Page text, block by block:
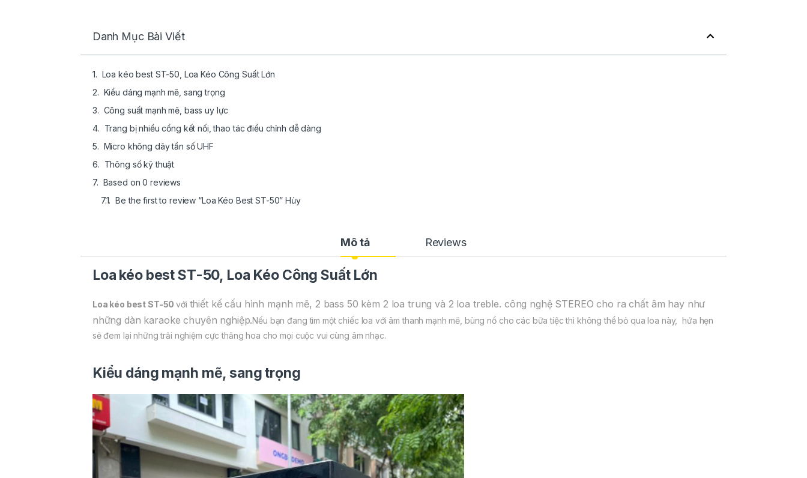
Danh Mục Bài Viết
Loa kéo best ST-50, Loa Kéo Công Suất Lớn
Kiểu dáng mạnh mẽ, sang trọng
Công suất mạnh mẽ, bass uy lực
Trang bị nhiều cổng kết nối, thao tác điều chỉnh dễ dàng
Micro không dây tần số UHF
Thông số kỹ thuật
Based on 0 reviews
Be the first to review “Loa Kéo Best ST-50” Hủy
Mô tả Reviews
Loa kéo best ST-50, Loa Kéo Công Suất Lớn
Loa kéo best ST-50với thiết kế cấu hình mạnh mẽ, 2 bass 50 kèm 2 loa trung và 2 loa treble. công nghệ STEREO cho ra chất âm hay như
những dàn karaoke chuyên nghiệp.Nếu bạn đang tìm một chiếc loa với âm thanh mạnh mẽ, bùng nổ cho các bữa tiệc thì không thể bỏ qua loa này, hứa hẹn
sẽ đem lại những trải nghiệm cực thăng hoa cho mọi cuộc vui cùng âm nhạc.
Kiểu dáng mạnh mẽ, sang trọng